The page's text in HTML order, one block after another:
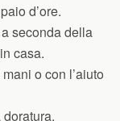
d’ore.
seconda della
casa.
o con l’aiuto